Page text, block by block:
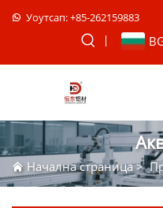
Уоутсап: +85-262159883
Начална страница>